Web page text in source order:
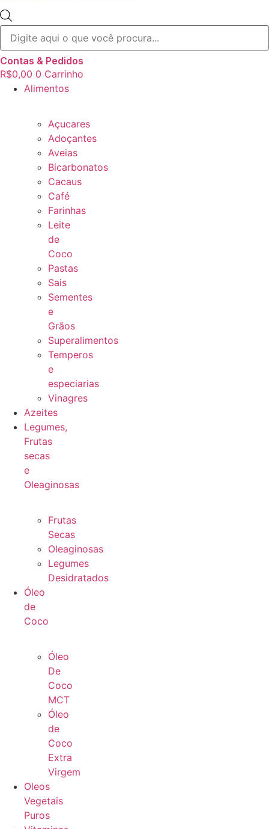
produtos
Contas & Pedidos
R$0,00 0 Carrinho
Alimentos
Açucares
Adoçantes
Aveias
Bicarbonatos
Cacaus
Café
Farinhas
Leite
de
Coco
Pastas
Sais
Sementes
e
Grãos
Superalimentos
Temperos
e
especiarias
Vinagres
Azeites
Legumes,
Frutas
secas
e
Oleaginosas
Frutas
Secas
Oleaginosas
Legumes
Desidratados
Óleo
de
Coco
Óleo
De
Coco
MCT
Óleo
de
Coco
Extra
Virgem
Oleos
Vegetais
Puros